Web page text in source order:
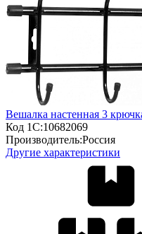
Вешалка настенная 3
Код 1С:10682069
Производитель:Россия
Другие характеристики